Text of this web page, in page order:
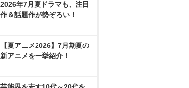
2026年7月夏ドラマも、注目
作＆話題作が勢ぞろい！
【夏アニメ2026】7月期夏の
新アニメを一挙紹介！